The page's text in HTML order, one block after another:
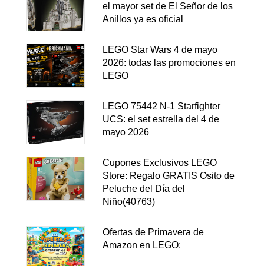
el mayor set de El Señor de los
Anillos ya es oficial
LEGO Star Wars 4 de mayo
2026: todas las promociones en
LEGO
LEGO 75442 N-1 Starfighter
UCS: el set estrella del 4 de
mayo 2026
Cupones Exclusivos LEGO
Store: Regalo GRATIS Osito de
Peluche del Día del
Niño(40763)
Ofertas de Primavera de
Amazon en LEGO: